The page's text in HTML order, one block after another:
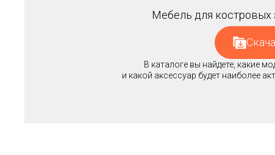
Мебель для костровых
В каталоге вы найдете, какие
и какой аксессуар будет наиболее